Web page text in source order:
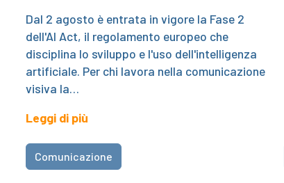
Dal 2 agosto è entrata in vigore la Fase 2
dell'AI Act, il regolamento europeo che
disciplina lo sviluppo e l'uso dell'intelligenza
artificiale. Per chi lavora nella comunicazione
visiva la…
Leggi di più
Comunicazione